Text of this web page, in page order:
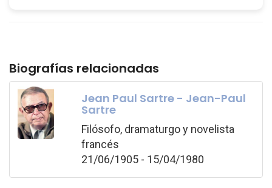
Biografías relacionadas
Jean Paul Sartre - Jean-Paul
Sartre
Filósofo, dramaturgo y novelista
francés
21/06/1905 - 15/04/1980